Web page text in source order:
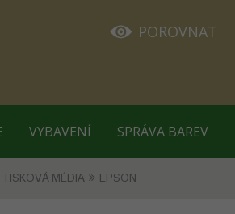
POROVNAT
VYBAVENÍ SPRÁVA BAREV
TISKOVÁ MÉDIA EPSON